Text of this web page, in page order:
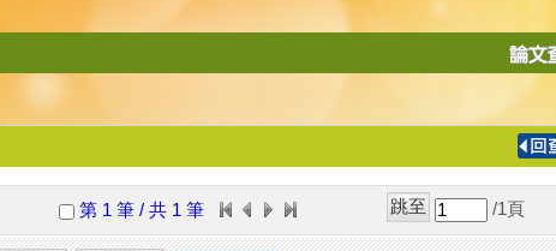
導
第 1 筆 / 共 1 筆 /1 頁